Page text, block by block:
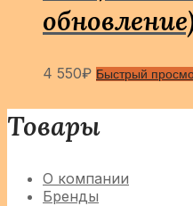
4 550₽ Быстрый
Товары
О компании
Бренды